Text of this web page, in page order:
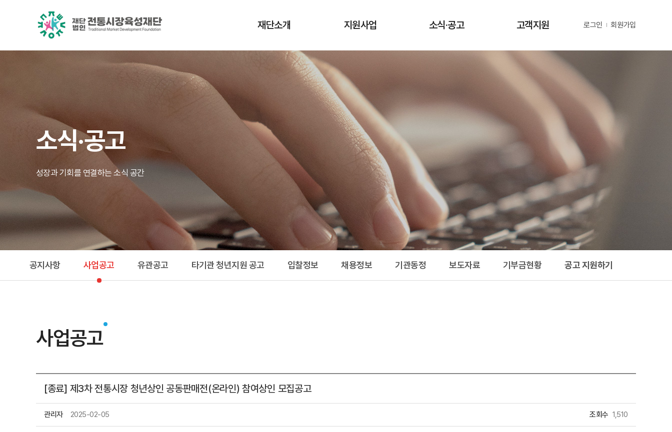
재단소개
CI·슬로건 소개
오시는 길
지원사업
청년상인 육성사업
창업단계
성장단계
도약단계
전통시장 디지털
역량강화 사업
소식·공고
유관공고
채용정보
기관동정
보도자료
기부금현황
공고 지원하기
고객지원
부정 및 공익신고
로그인 회원가입
소식·공고
성장과 기회를 연결하는 소식 공간
공지사항 사업공고 유관공고 타기관 청년지원 공고 입찰정보 채용정보 기관동정 보도자료 기부금현황 공고 지원하기
사업공고
[종료] 제3차 전통시장 청년상인 공동판매전(온라인) 참여상인 모집공고
관리자 2025-02-05 조회수 1,510